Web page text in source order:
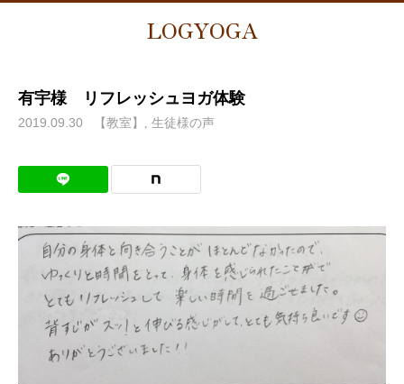
LOGYOGA
有宇様 リフレッシュヨガ体験
2019.09.30 【教室】 生徒様の声